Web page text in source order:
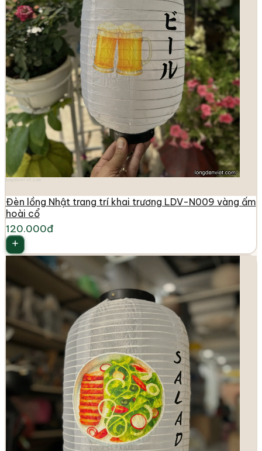
Đèn lồng Nhật trang trí khai trương LDV-N009 vàng ấm
hoài cổ
120.000đ